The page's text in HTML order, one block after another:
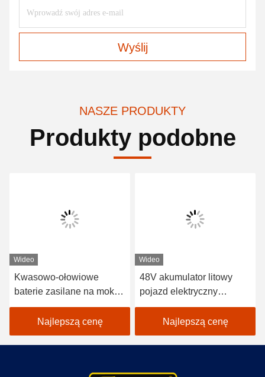
Wyślij
NASZE PRODUKTY
Produkty podobne
Wideo
Kwasowo-ołowiowe
baterie zasilane na mokro
2 miejsca Wózki golfowe /
Electric Buggy Car Golf
Najlepszą cenę
Wideo
48V akumulator litowy
pojazd elektryczny
samochód golfowy
EXCAR A1S6 + 2 biały
Najlepszą cenę